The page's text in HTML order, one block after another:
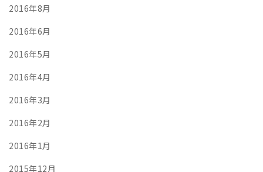
2016年8月
2016年6月
2016年5月
2016年4月
2016年3月
2016年2月
2016年1月
2015年12月